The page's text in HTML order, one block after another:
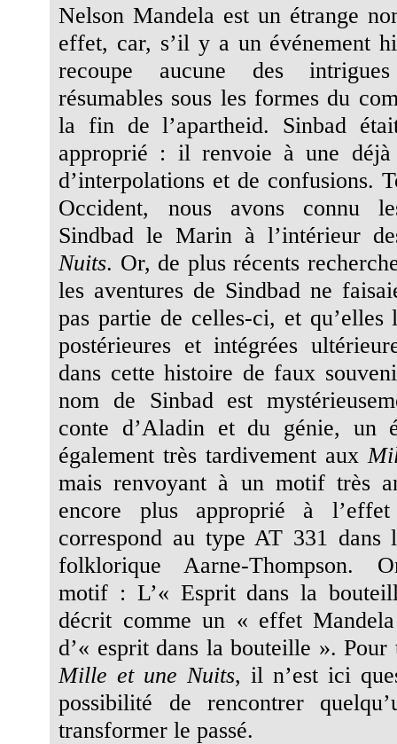
Nelson Mandela est un étrange
effet, car, s’il y a un événement
recoupe aucune des intrigues
résumables sous les formes du
la fin de l’apartheid. Sinbad
approprié : il renvoie à une
d’interpolations et de confusions.
Occident, nous avons connu
Sindbad le Marin à l’intérieur
Nuits. Or, de plus récents
les aventures de Sindbad ne
pas partie de celles-ci, et qu’elles
postérieures et intégrées
dans cette histoire de faux
nom de Sinbad est
conte d’Aladin et du génie, un
également très tardivement aux
mais renvoyant à un motif très
encore plus approprié à
correspond au type AT 331 dans
folklorique Aarne-Thompson.
motif : L’« Esprit dans la
décrit comme un « effet
d’« esprit dans la bouteille ». Pour
Mille et une Nuits, il n’est ici
possibilité de rencontrer
transformer le passé.